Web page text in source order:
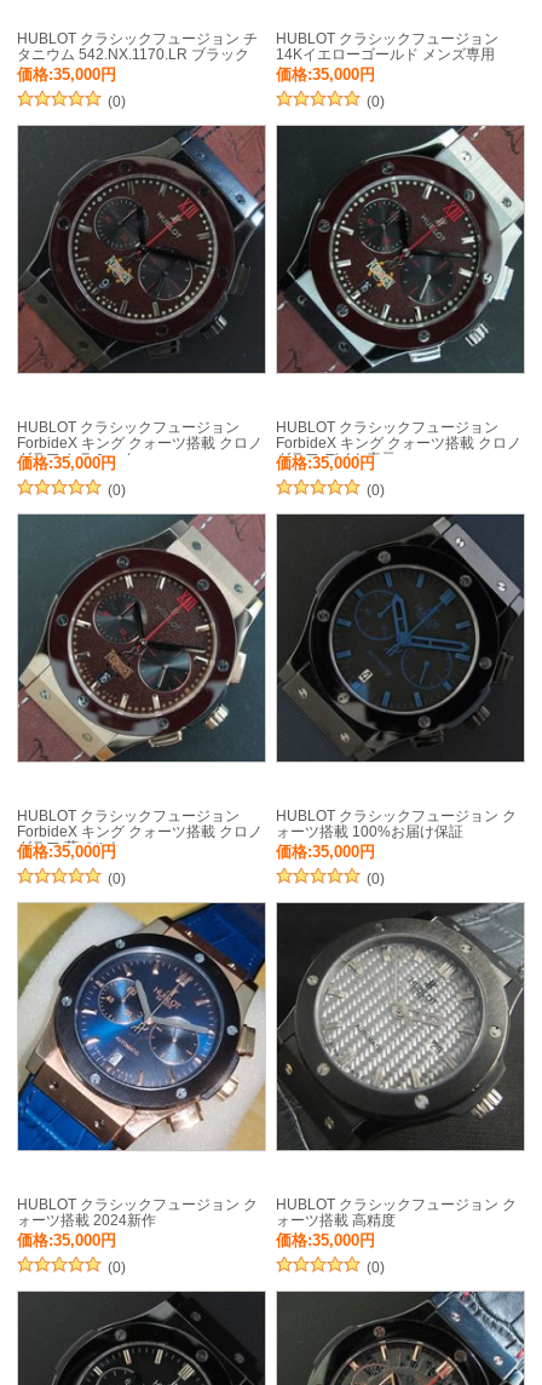
HUBLOT クラシックフュージョン チ
タニウム 542.NX.1170.LR ブラック
価格:35,000円
(0)
HUBLOT クラシックフュージョン
14Kイエローゴールド メンズ専用
価格:35,000円
(0)
HUBLOT クラシックフュージョン
ForbideX キング クォーツ搭載 クロノ
グラフ セラミック
価格:35,000円
(0)
HUBLOT クラシックフュージョン
ForbideX キング クォーツ搭載 クロノ
グラフ デイト表示
価格:35,000円
(0)
HUBLOT クラシックフュージョン
ForbideX キング クォーツ搭載 クロノ
グラフ 革ベルト
価格:35,000円
(0)
HUBLOT クラシックフュージョン ク
ォーツ搭載 100%お届け保証
価格:35,000円
(0)
HUBLOT クラシックフュージョン ク
ォーツ搭載 2024新作
価格:35,000円
(0)
HUBLOT クラシックフュージョン ク
ォーツ搭載 高精度
価格:35,000円
(0)